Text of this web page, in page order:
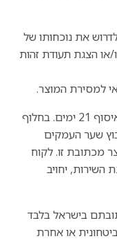
את נוכחותו של
הצגת תעודת זהות
למסירת המוצר.
מוצר שישלח לתחנת השירות ימתין לאיסוף 21 ימים. בחלוף
שער העמקים
מכתובת זו. לקוח
יחויב
בישראל בלבד
או אחרת